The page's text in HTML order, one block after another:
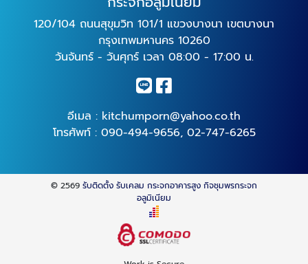
120/104 ถนนสุขุมวิท 101/1 แขวงบางนา เขตบางนา
กรุงเทพมหานคร 10260
วันจันทร์ - วันศุกร์ เวลา 08:00 - 17:00 น.
อีเมล : kitchumporn@yahoo.co.th
โทรศัพท์ : 090-494-9656, 02-747-6265
© 2569 รับติดตั้ง รับเคลม กระจกอาคารสูง กิจชุมพรกระจก
อลูมิเนียม